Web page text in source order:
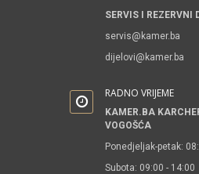
SERVIS I REZERVNI
servis@kamer.ba
dijelovi@kamer.ba
RADNO VRIJEME
KAMER.BA
VOGOŠĆA
Ponedjeljak-petak:
Subota: 09:00 - 14:00